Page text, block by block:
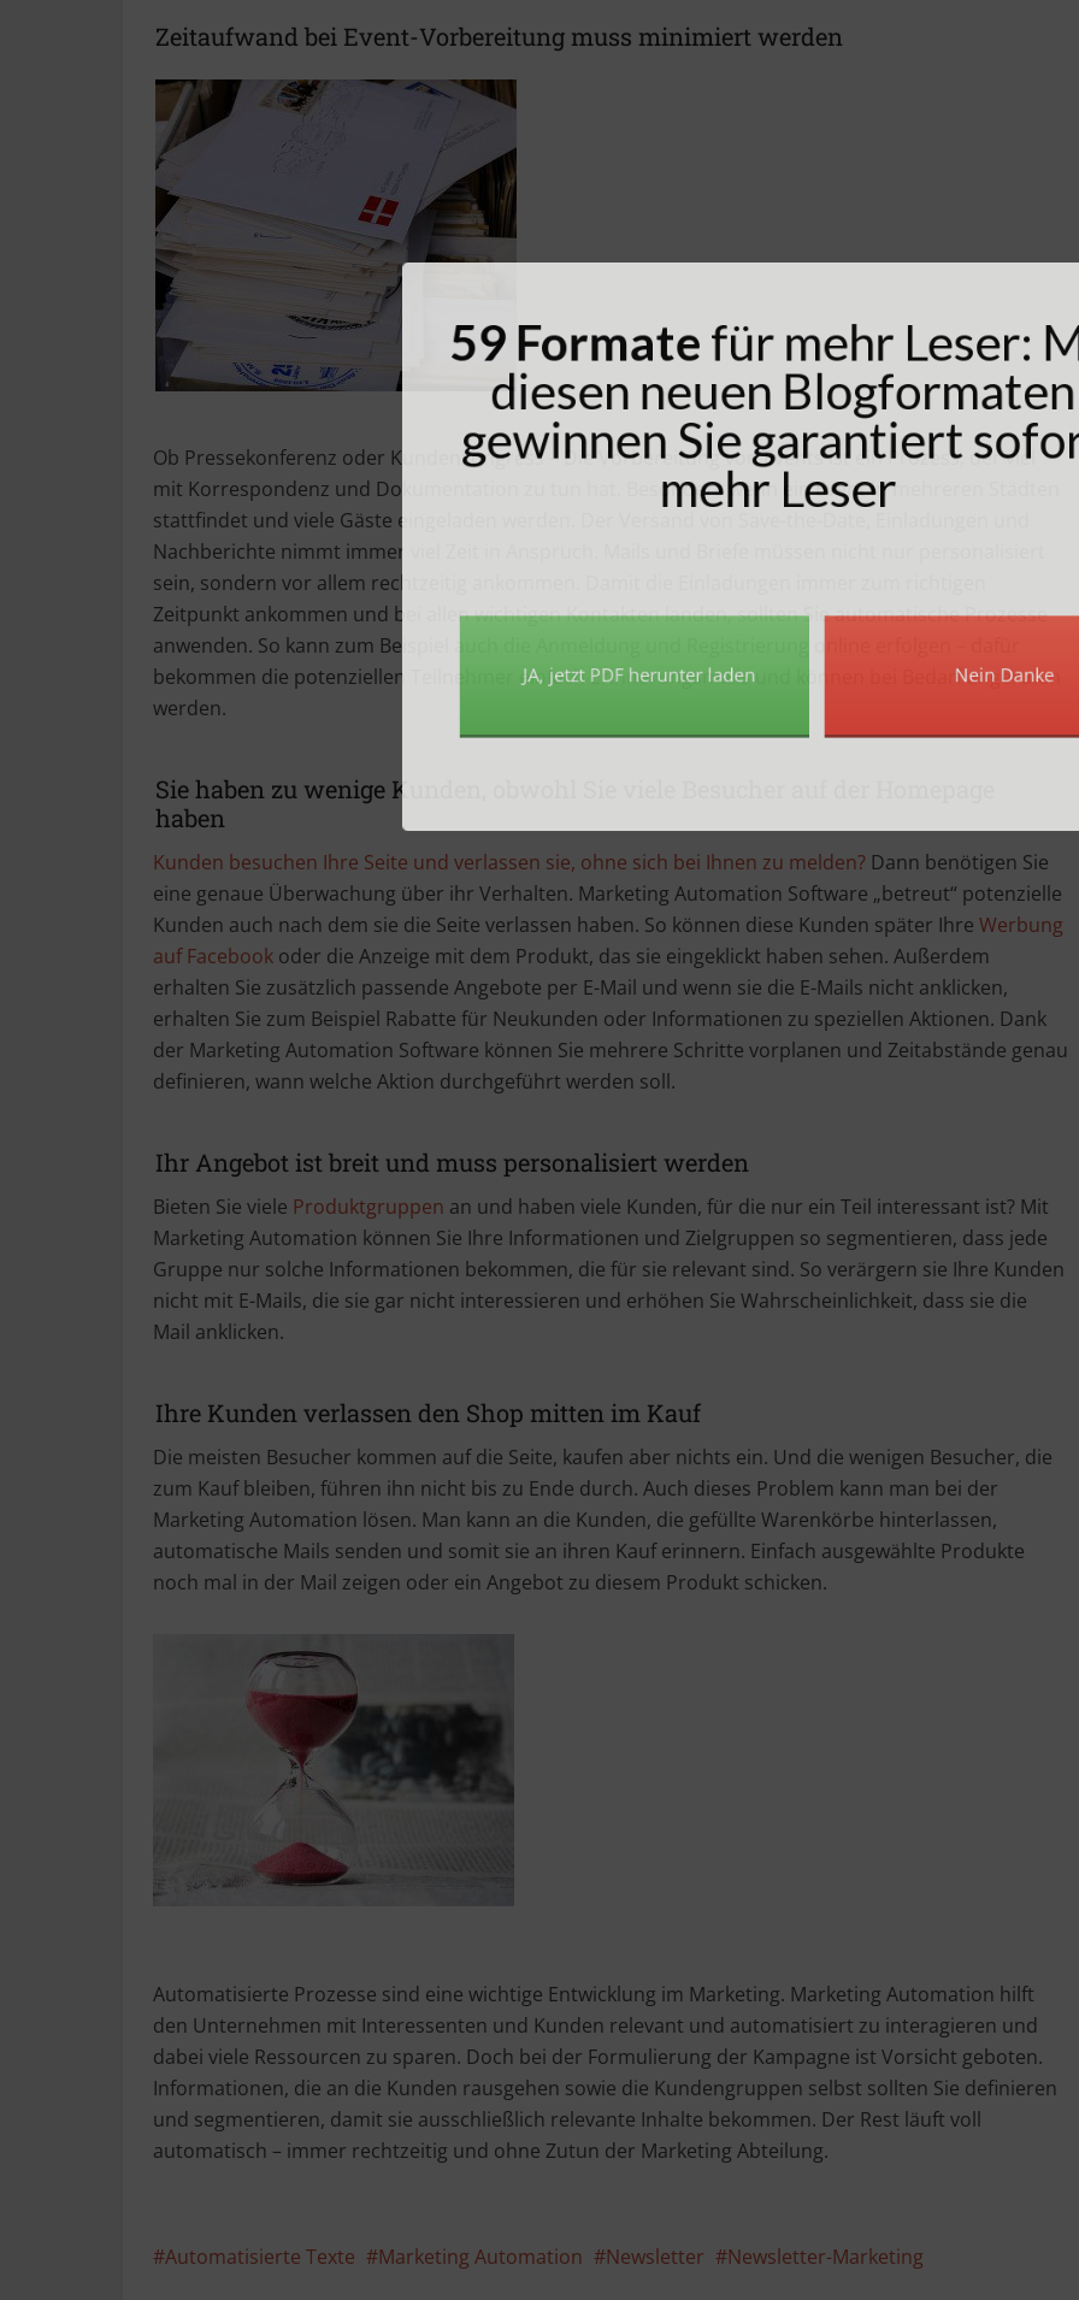
Zeitaufwand bei Event-Vorbereitung muss minimiert werden
Ob Pressekonferenz oder Kundenkongress – Die Vorbereitung von Events ist ein Prozess, der viel
mit Korrespondenz und Dokumentation zu tun hat. Besonders wenn ein Event in mehreren Städten
stattfindet und viele Gäste eingeladen werden. Der Versand von Save-the-Date, Einladungen und
Nachberichte nimmt immer viel Zeit in Anspruch. Mails und Briefe müssen nicht nur personalisiert
sein, sondern vor allem rechtzeitig ankommen. Damit die Einladungen immer zum richtigen
Zeitpunkt ankommen und bei allen wichtigen Kontakten landen, sollten Sie automatische Prozesse
anwenden. So kann zum Beispiel auch die Anmeldung und Registrierung online erfolgen – dafür
bekommen die potenziellen Teilnehmer einfach Erinnerungsmails und können bei Bedarf angerufen
werden.
Sie haben zu wenige Kunden, obwohl Sie viele Besucher auf der Homepage
haben
Kunden besuchen Ihre Seite und verlassen sie, ohne sich bei Ihnen zu melden? Dann benötigen Sie
eine genaue Überwachung über ihr Verhalten. Marketing Automation Software „betreut“ potenzielle
Kunden auch nach dem sie die Seite verlassen haben. So können diese Kunden später Ihre Werbung
auf Facebook oder die Anzeige mit dem Produkt, das sie eingeklickt haben sehen. Außerdem
erhalten Sie zusätzlich passende Angebote per E-Mail und wenn sie die E-Mails nicht anklicken,
erhalten Sie zum Beispiel Rabatte für Neukunden oder Informationen zu speziellen Aktionen. Dank
der Marketing Automation Software können Sie mehrere Schritte vorplanen und Zeitabstände genau
definieren, wann welche Aktion durchgeführt werden soll.
Ihr Angebot ist breit und muss personalisiert werden
Bieten Sie viele Produktgruppen an und haben viele Kunden, für die nur ein Teil interessant ist? Mit
Marketing Automation können Sie Ihre Informationen und Zielgruppen so segmentieren, dass jede
Gruppe nur solche Informationen bekommen, die für sie relevant sind. So verärgern sie Ihre Kunden
nicht mit E-Mails, die sie gar nicht interessieren und erhöhen Sie Wahrscheinlichkeit, dass sie die
Mail anklicken.
Ihre Kunden verlassen den Shop mitten im Kauf
Die meisten Besucher kommen auf die Seite, kaufen aber nichts ein. Und die wenigen Besucher, die
zum Kauf bleiben, führen ihn nicht bis zu Ende durch. Auch dieses Problem kann man bei der
Marketing Automation lösen. Man kann an die Kunden, die gefüllte Warenkörbe hinterlassen,
automatische Mails senden und somit sie an ihren Kauf erinnern. Einfach ausgewählte Produkte
noch mal in der Mail zeigen oder ein Angebot zu diesem Produkt schicken.
Automatisierte Prozesse sind eine wichtige Entwicklung im Marketing. Marketing Automation hilft
den Unternehmen mit Interessenten und Kunden relevant und automatisiert zu interagieren und
dabei viele Ressourcen zu sparen. Doch bei der Formulierung der Kampagne ist Vorsicht geboten.
Informationen, die an die Kunden rausgehen sowie die Kundengruppen selbst sollten Sie definieren
und segmentieren, damit sie ausschließlich relevante Inhalte bekommen. Der Rest läuft voll
automatisch – immer rechtzeitig und ohne Zutun der Marketing Abteilung.
Automatisierte Texte Marketing Automation Newsletter Newsletter-Marketing
59 ​​Formate
für mehr
diesen neuen
gewinnen Sie garantiert
mehr Leser​